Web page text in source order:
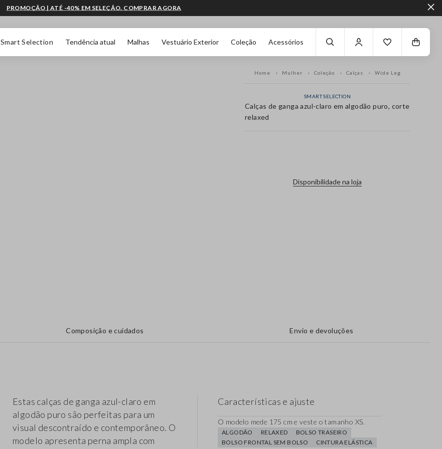
Smart Selection Tendência atual Malhas Vestuário Exterior Coleção Acessórios
PROMOÇÃO | ATÉ -40% EM SELEÇÃO. COMPRAR AGORA
Home Mulher Coleção Calças Wide Leg
SMART SELECTION
Calças de ganga azul-claro em algodão puro, corte
relaxed
Disponibilidade na loja
Composição e cuidados Envio e devoluções
Estas calças de ganga azul-claro em
algodão puro são perfeitas para um
visual descontraído e contemporâneo. O
modelo apresenta perna ampla com
Características e ajuste
O modelo mede 175 cm e veste o tamanho XS.
ALGODÃO RELAXED
BOLSO TRASEIRO
BOLSO FRONTAL SEM BOLSO
CINTURA ELÁSTICA